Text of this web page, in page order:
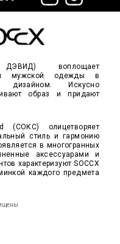
воплощает
мужской одежды в
дизайном. Искусно
образ и придают
(СОКС) олицетворяет
стиль и гармонию
в многогранных
аксессуарами и
характеризуют SOCCX
каждого предмета